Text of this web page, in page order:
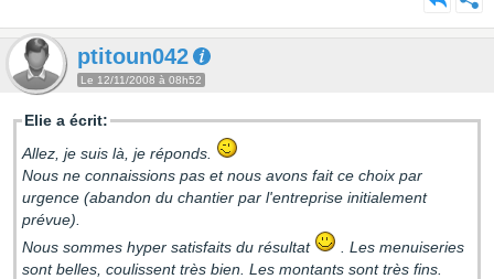
ptitoun042
Le 12/11/2008 à 08h52
Elie a écrit:
Allez, je suis là, je réponds.
Nous ne connaissions pas et nous avons fait ce choix par
urgence (abandon du chantier par l'entreprise initialement
prévue).
Nous sommes hyper satisfaits du résultat
. Les menuiseries
sont belles, coulissent très bien. Les montants sont très fins.